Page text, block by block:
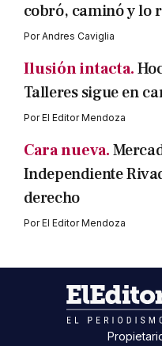
cobró, caminó y lo
PorAndres Caviglia
Ilusión intacta.
Talleres sigue en
PorEl Editor Mendoza
Cara nueva.
Independiente
derecho
PorEl Editor Mendoza